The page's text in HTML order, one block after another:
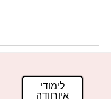
לימודי
איורוודה